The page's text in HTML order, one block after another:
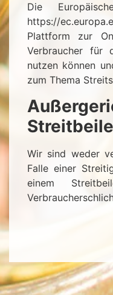
Die
https://
Plattform zur
Verbraucher für
nutzen können
zum Thema
Wir sind weder
Falle einer
einem